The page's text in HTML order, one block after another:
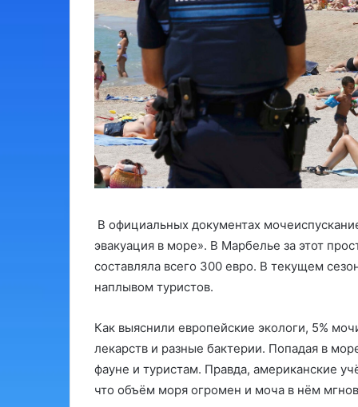
В официальных документах
эвакуация в море». В Марбелье за этот
составляла всего 300 евро. В текущем
наплывом туристов.
Как выяснили европейские экологи, 5%
лекарств и разные бактерии. Попадая в
фауне и туристам. Правда, американские
что объём моря огромен и моча в нём